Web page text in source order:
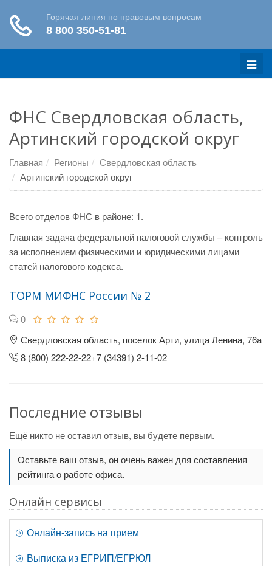
Меню
ФНС Свердловская область,
Артинский городской округ
Главная Регионы
Свердловская область
Артинский городской округ
Всего отделов ФНС в районе: 1.
Главная задача федеральной налоговой службы – контроль
за исполнением физическими и юридическими лицами
статей налогового кодекса.
ТОРМ МИФНС России № 2
0
Свердловская область, поселок Арти, улица Ленина, 76а
8 (800) 222-22-22+7 (34391) 2-11-02
Последние отзывы
Ещё никто не оставил отзыв, вы будете первым.
Оставьте ваш отзыв, он очень важен для составления
рейтинга о работе офиса.
Онлайн сервисы
Онлайн-запись на прием
Выписка из ЕГРИП/ЕГРЮЛ